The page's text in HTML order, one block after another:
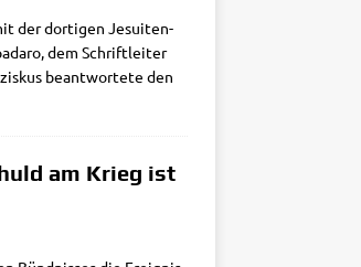
der dor­ti­gen Jesui­ten­
dem Schrift­lei­ter
beant­wor­te­te den
am Krieg ist